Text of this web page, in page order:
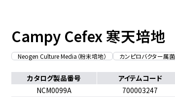
Campy Cefex 寒天培地
Neogen Culture Media（粉末培地） カンピロバクター属菌
カタログ製品番号
NCM0099A
アイテムコード
700003247